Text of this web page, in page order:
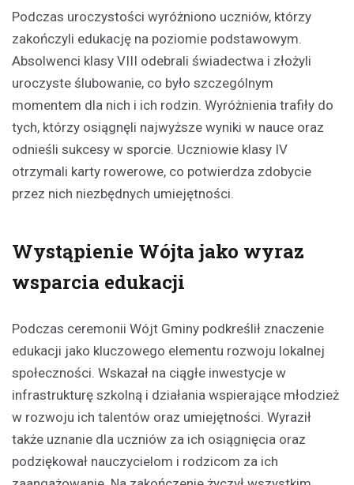
Podczas uroczystości wyróżniono uczniów, którzy
zakończyli edukację na poziomie podstawowym.
Absolwenci klasy VIII odebrali świadectwa i złożyli
uroczyste ślubowanie, co było szczególnym
momentem dla nich i ich rodzin. Wyróżnienia trafiły do
tych, którzy osiągnęli najwyższe wyniki w nauce oraz
odnieśli sukcesy w sporcie. Uczniowie klasy IV
otrzymali karty rowerowe, co potwierdza zdobycie
przez nich niezbędnych umiejętności.
Wystąpienie Wójta jako wyraz
wsparcia edukacji
Podczas ceremonii Wójt Gminy podkreślił znaczenie
edukacji jako kluczowego elementu rozwoju lokalnej
społeczności. Wskazał na ciągłe inwestycje w
infrastrukturę szkolną i działania wspierające młodzież
w rozwoju ich talentów oraz umiejętności. Wyraził
także uznanie dla uczniów za ich osiągnięcia oraz
podziękował nauczycielom i rodzicom za ich